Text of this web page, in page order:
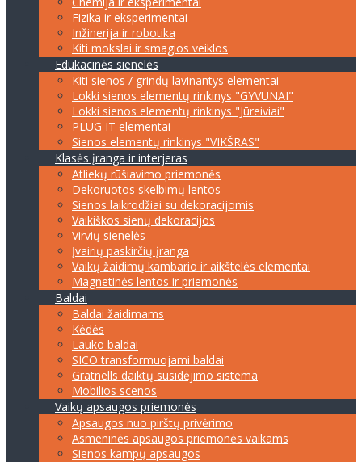
Fizika ir eksperimentai
Inžinerija ir robotika
Kiti mokslai ir smagios veiklos
Edukacinės sienelės
Kiti sienos / grindų lavinantys elementai
Lokki sienos elementų rinkinys "GYVŪNAI"
Lokki sienos elementų rinkinys "Jūreiviai"
PLUG IT elementai
Sienos elementų rinkinys "VIKŠRAS"
Klasės įranga ir interjeras
Atliekų rūšiavimo priemonės
Dekoruotos skelbimų lentos
Sienos laikrodžiai su dekoracijomis
Vaikiškos sienų dekoracijos
Virvių sienelės
Įvairių paskirčių įranga
Vaikų žaidimų kambario ir aikštelės elementai
Magnetinės lentos ir priemonės
Baldai
Baldai žaidimams
Kėdės
Lauko baldai
SICO transformuojami baldai
Gratnells daiktų susidėjimo sistema
Mobilios scenos
Vaikų apsaugos priemonės
Apsaugos nuo pirštų privėrimo
Asmeninės apsaugos priemonės vaikams
Sienos kampų apsaugos